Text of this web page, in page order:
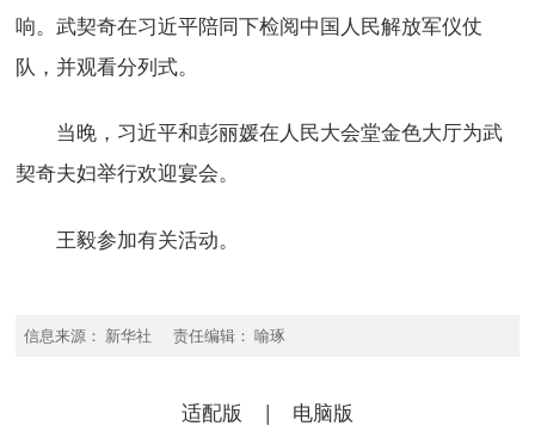
响。武契奇在习近平陪同下检阅中国人民解放军仪仗
队，并观看分列式。
当晚，习近平和彭丽媛在人民大会堂金色大厅为武
契奇夫妇举行欢迎宴会。
王毅参加有关活动。
信息来源： 新华社 责任编辑： 喻琢
适配版 | 电脑版